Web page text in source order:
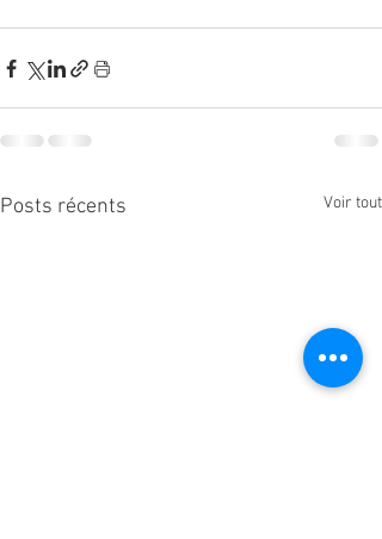
Posts récents Voir tout